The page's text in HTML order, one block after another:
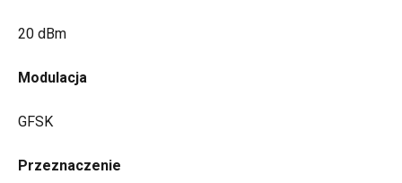
20 dBm
Modulacja
GFSK
Przeznaczenie